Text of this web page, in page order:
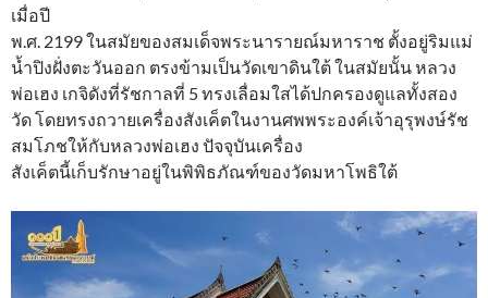
เมื่อปี
พ.ศ. 2199 ในสมัยของสมเด็จพระนารายณ์มหาราช ตั้งอยู่ริมแม่
น้ำปิงฝั่งตะวันออก ตรงข้ามเป็นวัดเขาดินใต้ ในสมัยนั้น หลวง
พ่อเฮง เกจิดังที่รัชกาลที่ 5 ทรงเลื่อมใสได้ปกครองดูแลทั้งสอง
วัด โดยทรงถวายเครื่องสังเค็ตในงานศพพระองค์เจ้าอุรุพงษ์รัช
สมโภชให้กับหลวงพ่อเฮง ปัจจุบันเครื่อง
สังเค็ตนี้เก็บรักษาอยู่ในพิพิธภัณฑ์ของวัดมหาโพธิใต้